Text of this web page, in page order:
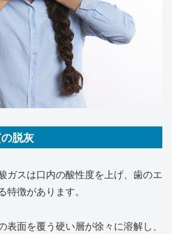
脱灰
ガスは口内の酸性度を上げ、歯のエ
徴があります。
表面を覆う硬い層が徐々に溶解し、